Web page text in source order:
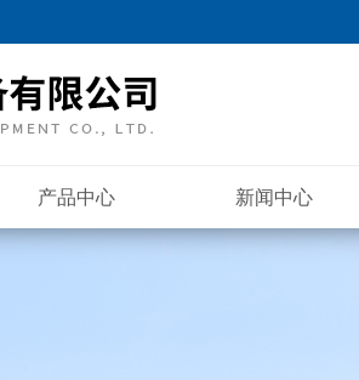
产品中心 新闻中心